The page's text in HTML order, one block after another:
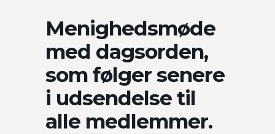
Menighedsmøde
med dagsorden,
som følger senere
i udsendelse til
alle medlemmer.